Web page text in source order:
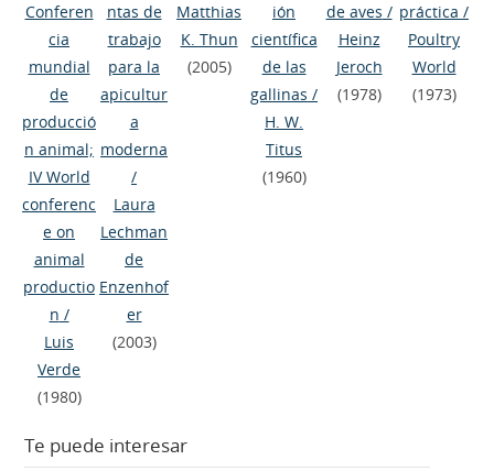
Conferen
cia
mundial
de
producció
n animal;
IV World
conferenc
e on
animal
productio
n /
Luis
Verde
(1980)
ntas de
trabajo
para la
apicultur
a
moderna
/
Laura
Lechman
de
Enzenhof
er
(2003)
Matthias
K. Thun
(2005)
ión
científica
de las
gallinas /
H. W.
Titus
(1960)
de aves /
Heinz
Jeroch
(1978)
práctica /
Poultry
World
(1973)
Te puede interesar